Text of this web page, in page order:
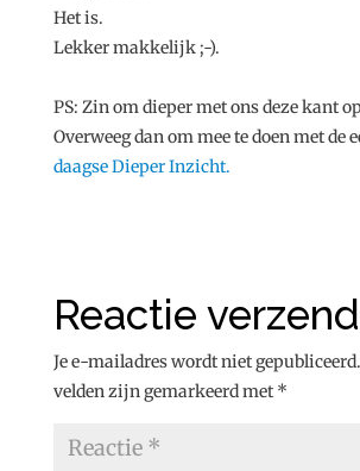
Het is.
Lekker makkelijk ;-).
PS: Zin om dieper met ons deze kant
Overweeg dan om mee te doen met de
daagse Dieper Inzicht.
Reactie
Je e-mailadres wordt niet gepubliceerd.
velden zijn gemarkeerd met *